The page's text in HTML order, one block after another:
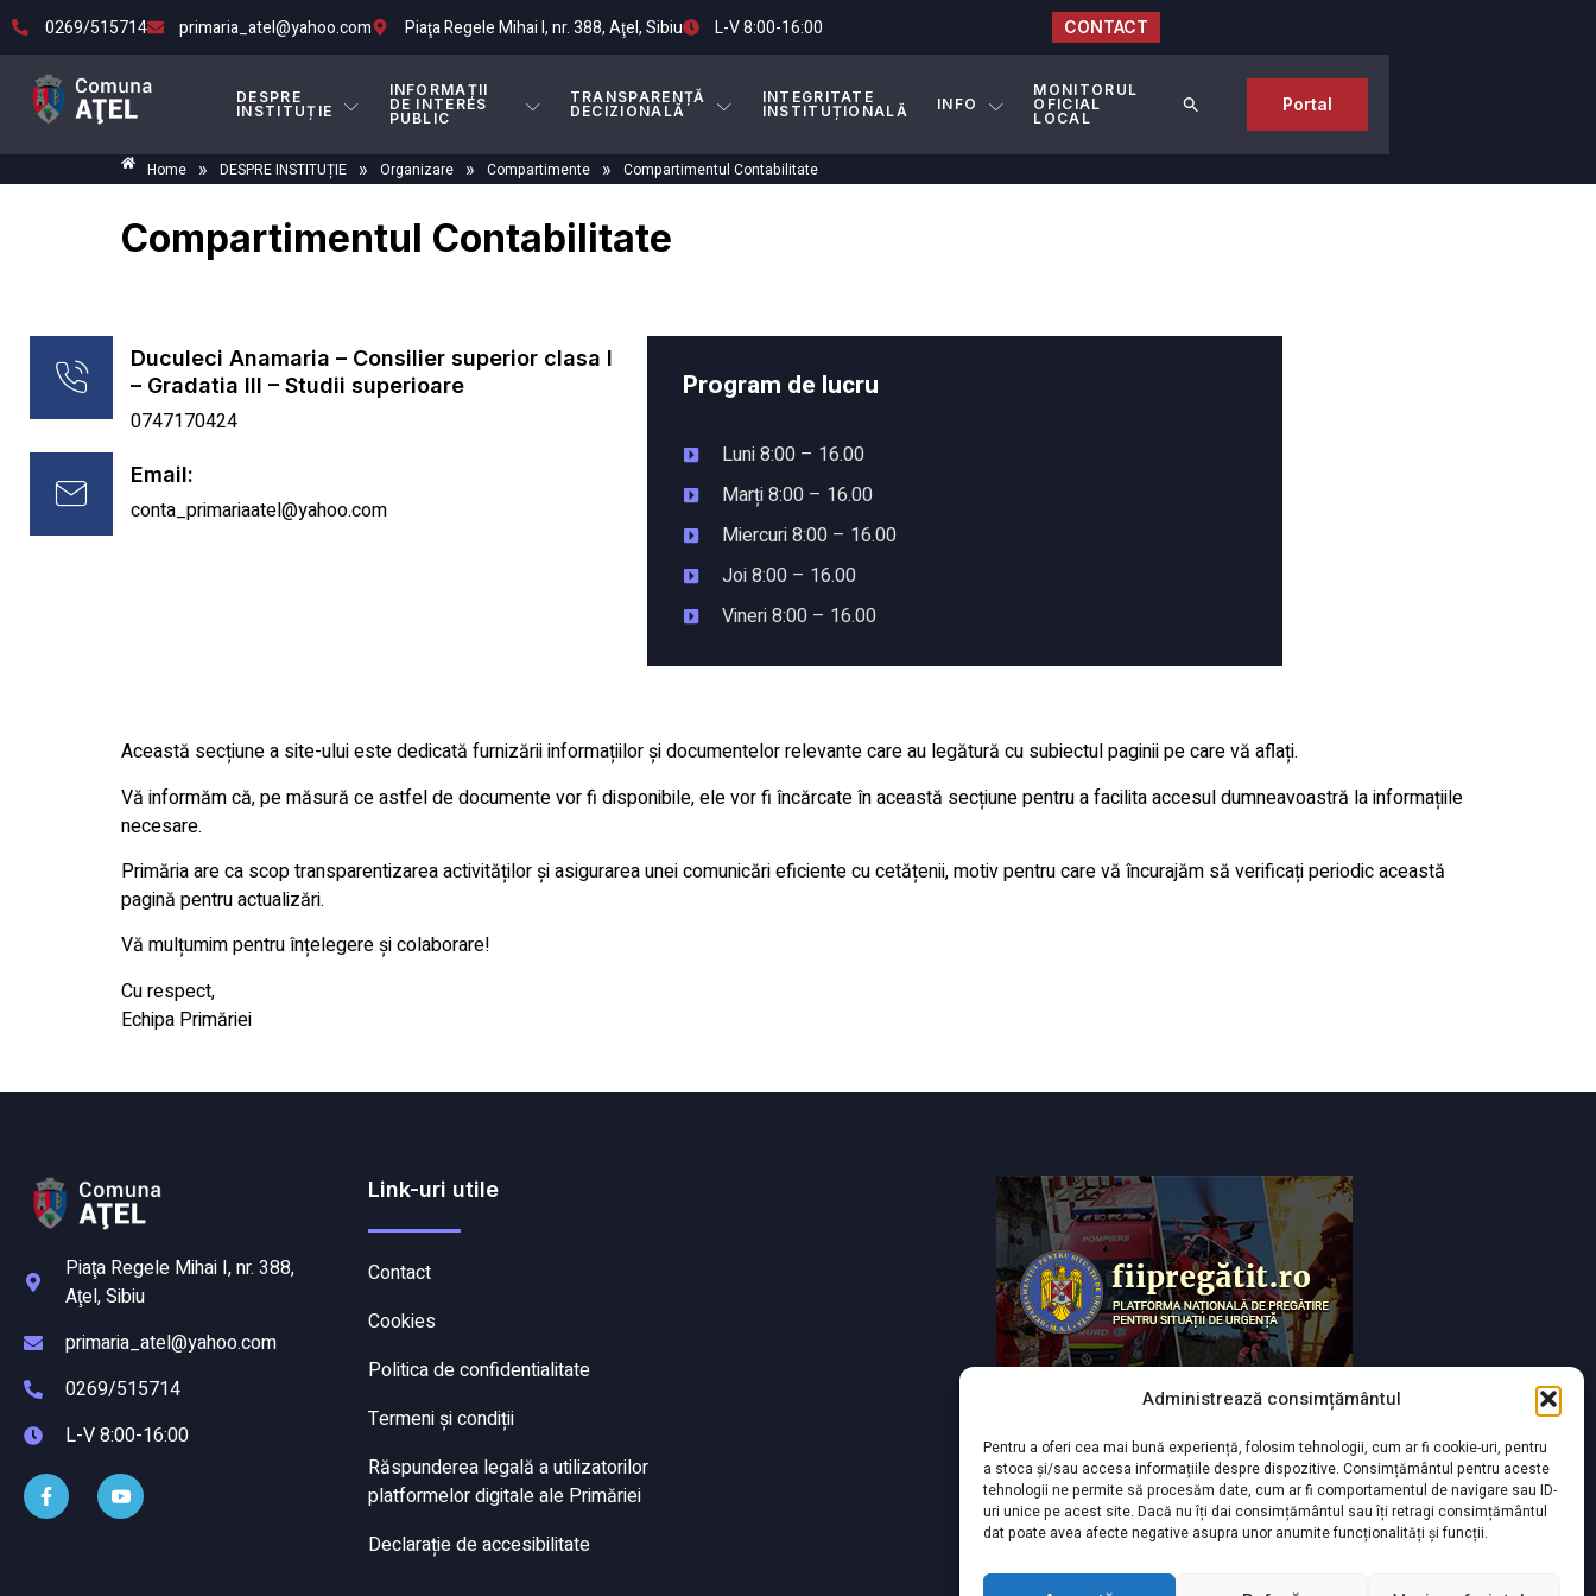
Administrează consimțământul
Pentru a oferi cea mai bună experiență, folosim tehnologii, cum ar fi cookie-uri, pentru
a stoca și/sau accesa informațiile despre dispozitive. Consimțământul pentru aceste
tehnologii ne permite să procesăm date, cum ar fi comportamentul de navigare sau ID-
uri unice pe acest site. Dacă nu îți dai consimțământul sau îți retragi consimțământul
dat poate avea afecte negative asupra unor anumite funcționalități și funcții.
0269/515714 primaria_atel@yahoo.com Piaţa Regele Mihai I, nr. 388, Aţel, Sibiu L-V 8:00-16:00 CONTACT
DESPRE
INSTITUȚIE
INFORMAȚII
DE INTERES
PUBLIC
TRANSPARENȚĂ
DECIZIONALĂ
INTEGRITATE
INSTITUȚIONALĂ
INFO
MONITORUL
OFICIAL
LOCAL
Portal
Home » DESPRE INSTITUȚIE » Organizare » Compartimente » Compartimentul Contabilitate
Compartimentul Contabilitate
Duculeci Anamaria – Consilier superior clasa I
– Gradatia III – Studii superioare
0747170424
Email:
conta_primariaatel@yahoo.com
Program de lucru
Luni 8:00 – 16.00
Marți 8:00 – 16.00
Miercuri 8:00 – 16.00
Joi 8:00 – 16.00
Vineri 8:00 – 16.00
Această secțiune a site-ului este dedicată furnizării informațiilor și documentelor relevante care au legătură cu subiectul paginii pe care vă aflați.
Vă informăm că, pe măsură ce astfel de documente vor fi disponibile, ele vor fi încărcate în această secțiune pentru a facilita accesul dumneavoastră la informațiile
necesare.
Primăria are ca scop transparentizarea activităților și asigurarea unei comunicări eficiente cu cetățenii, motiv pentru care vă încurajăm să verificați periodic această
pagină pentru actualizări.
Vă mulțumim pentru înțelegere și colaborare!
Cu respect,
Echipa Primăriei
Piaţa Regele Mihai I, nr. 388,
Aţel, Sibiu
primaria_atel@yahoo.com
0269/515714
L-V 8:00-16:00
Link-uri utile
Contact
Cookies
Politica de confidentialitate
Termeni și condiții
Răspunderea legală a utilizatorilor
platformelor digitale ale Primăriei
Declarație de accesibilitate